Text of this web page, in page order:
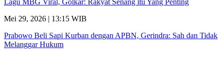
Lagu MBG Viral, Golkar: Rakyat Senang itu Yang Penting
Mei 29, 2026 | 13:15 WIB
Prabowo Beli Sapi Kurban dengan APBN, Gerindra: Sah dan Tidak
Melanggar Hukum